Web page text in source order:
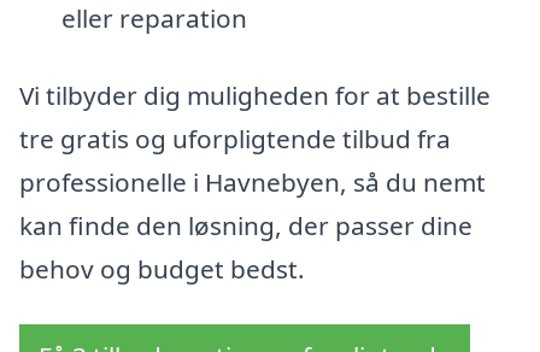
eller reparation
Vi tilbyder dig muligheden for at bestille
tre gratis og uforpligtende tilbud fra
professionelle i Havnebyen, så du nemt
kan finde den løsning, der passer dine
behov og budget bedst.